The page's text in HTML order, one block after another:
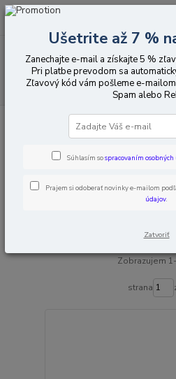
Iné výrobky GSM, UMTS, LTE
Príslušenstvo
Upresniť
Zobrazujem
strana
Ušetrite až 7 %
Zanechajte e-mail a získajte 5 %
Pri platbe prevodom sa
Zľavový kód vám pošleme e-
Spam alebo
Súhlasím sospracovaním osobných
Prajem si odoberať novinky e-mailom
údajov.
Zatvoriť